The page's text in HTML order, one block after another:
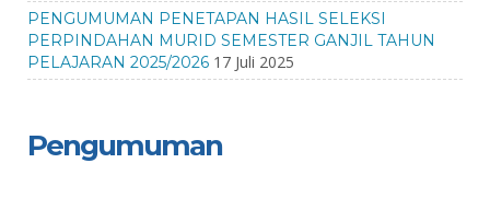
PENGUMUMAN PENETAPAN HASIL SELEKSI
PERPINDAHAN MURID SEMESTER GANJIL TAHUN
PELAJARAN 2025/2026 17 Juli 2025
Pengumuman